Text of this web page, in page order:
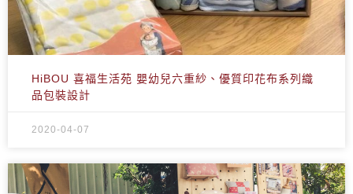
HiBOU 喜福生活苑 嬰幼兒六重紗、優質印花布系列織
品包裝設計
2020-04-07